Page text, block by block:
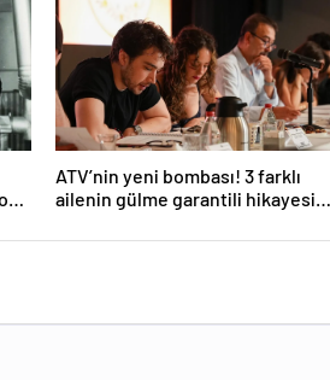
ATV’nin yeni bombası! 3 farklı
ailenin gülme garantili hikayesi: